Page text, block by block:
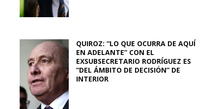
QUIROZ: “LO QUE OCURRA DE AQUÍ
EN ADELANTE” CON EL
EXSUBSECRETARIO RODRÍGUEZ ES
“DEL ÁMBITO DE DECISIÓN” DE
INTERIOR